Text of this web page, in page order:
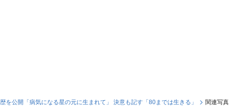
を公開「病気になる星の元に生まれて」 決意も記す「80までは生きる」 関連写真